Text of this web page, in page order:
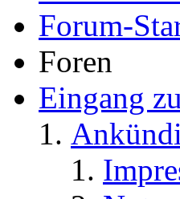
Forum-
Foren
Eingang